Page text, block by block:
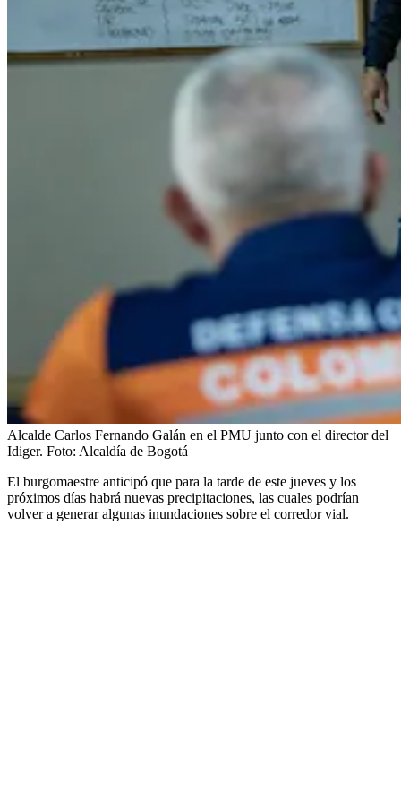
Alcalde Carlos Fernando Galán en el PMU junto con el director del
Idiger. Foto: Alcaldía de Bogotá
El burgomaestre anticipó que para la tarde de este jueves y los
próximos días habrá nuevas precipitaciones, las cuales podrían
volver a generar algunas inundaciones sobre el corredor vial.